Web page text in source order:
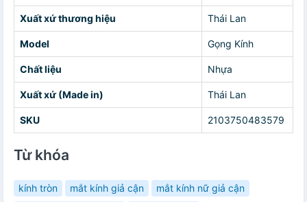
Xuất xứ thương hiệu Thái Lan
Model Gọng Kính
Chất liệu Nhựa
Xuất xứ (Made in) Thái Lan
SKU 2103750483579
Từ khóa
kính tròn mắt kính giả cận
mắt kính nữ giả cận